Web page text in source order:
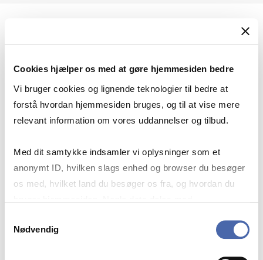
Cookies hjælper os med at gøre hjemmesiden bedre
Vi bruger cookies og lignende teknologier til bedre at
forstå hvordan hjemmesiden bruges, og til at vise mere
relevant information om vores uddannelser og tilbud.
Med dit samtykke indsamler vi oplysninger som et
anonymt ID, hvilken slags enhed og browser du besøger
os med, hvilket land du besøger os fra, og hvordan du
markedsføring. Du bestemmer selv - og kan altid trække
Nødvendig
Geopolitik og businesssikkerhed
navigerer man som virksomhed?